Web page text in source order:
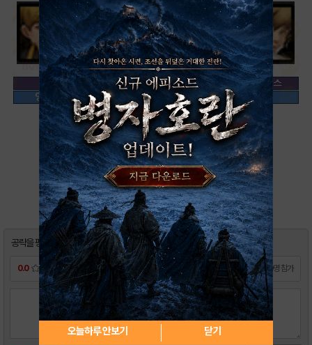
※ 상단 캐릭터 이미지 클릭시 스킬정보창으로 이동 됩니다.
0 북마크
공략을 평가해 주시면밥알 20개를 드립니다.
0.0 0명 참가
오늘하루 안보기 닫기